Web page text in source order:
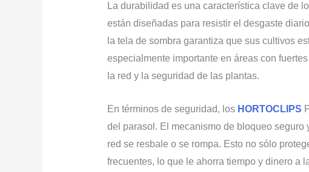
La durabilidad es una característica clave de
están diseñadas para resistir el desgaste
la tela de sombra garantiza que sus cultivos
especialmente importante en áreas con
la red y la seguridad de las plantas.
En términos de seguridad, los HORTOCLIPS
del parasol. El mecanismo de bloqueo
red se resbale o se rompa. Esto no sólo
frecuentes, lo que le ahorra tiempo y dinero a